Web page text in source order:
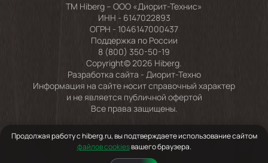
TM Hiberg – ООО «Диорит-Технис»
ИНН - 6147022893
ОГРН - 1046147000437
Поддержка по России
8 (800) 350-50-19
Copyright© 2026 Hiberg.
Разработка сайта - Диорит-Техно
Информация на сайте носит справочный характер
и не является публичной офертой
Все права защищены.
Продолжая работу с hiberg.ru, вы подтверждаете использование сайтом
файлов cookiesвашего браузера.